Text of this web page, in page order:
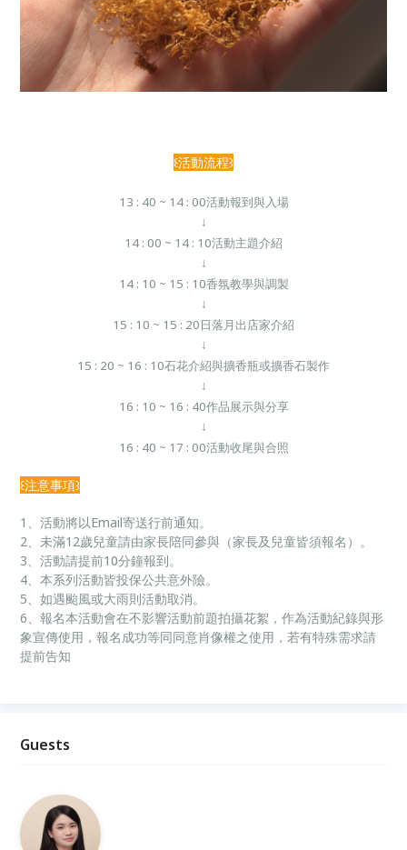
꒰活動流程꒱
13 : 40 ~ 14 : 00活動報到與入場
↓
14 : 00 ~ 14 : 10活動主題介紹
↓
14 : 10 ~ 15 : 10香氛教學與調製
↓
15 : 10 ~ 15 : 20日落月出店家介紹
↓
15 : 20 ~ 16 : 10石花介紹與擴香瓶或擴香石製作
↓
16 : 10 ~ 16 : 40作品展示與分享
↓
16 : 40 ~ 17 : 00活動收尾與合照
꒰注意事項꒱
1、活動將以Email寄送行前通知。
2、未滿12歲兒童請由家長陪同參與（家長及兒童皆須報名）。
3、活動請提前10分鐘報到。
4、本系列活動皆投保公共意外險。
5、如遇颱風或大雨則活動取消。
6、報名本活動會在不影響活動前題拍攝花絮，作為活動紀錄與形
象宣傳使用，報名成功等同同意肖像權之使用，若有特殊需求請
提前告知
Guests